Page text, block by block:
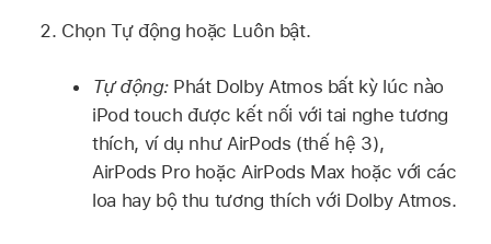
Chọn Tự động hoặc Luôn bật.
Tự động: Phát Dolby Atmos bất kỳ lúc nào
iPod touch được kết nối với tai nghe tương
thích, ví dụ như AirPods (thế hệ 3),
AirPods Pro hoặc AirPods Max hoặc với các
loa hay bộ thu tương thích với Dolby Atmos.